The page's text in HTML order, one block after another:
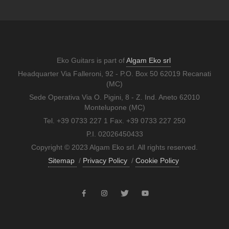
Eko Guitars is part ofAlgam Eko srl
Headquarter Via Falleroni, 92 - P.O. Box 50 62019 Recanati
(MC)
Sede Operativa Via O. Pigini, 8 - Z. Ind. Aneto 62010
Montelupone (MC)
Tel. +39 0733 227 1 Fax. +39 0733 227 250
P.I. 02026450433
Copyright © 2023 Algam Eko srl. All rights reserved.
Sitemap / Privacy Policy / Cookie Policy